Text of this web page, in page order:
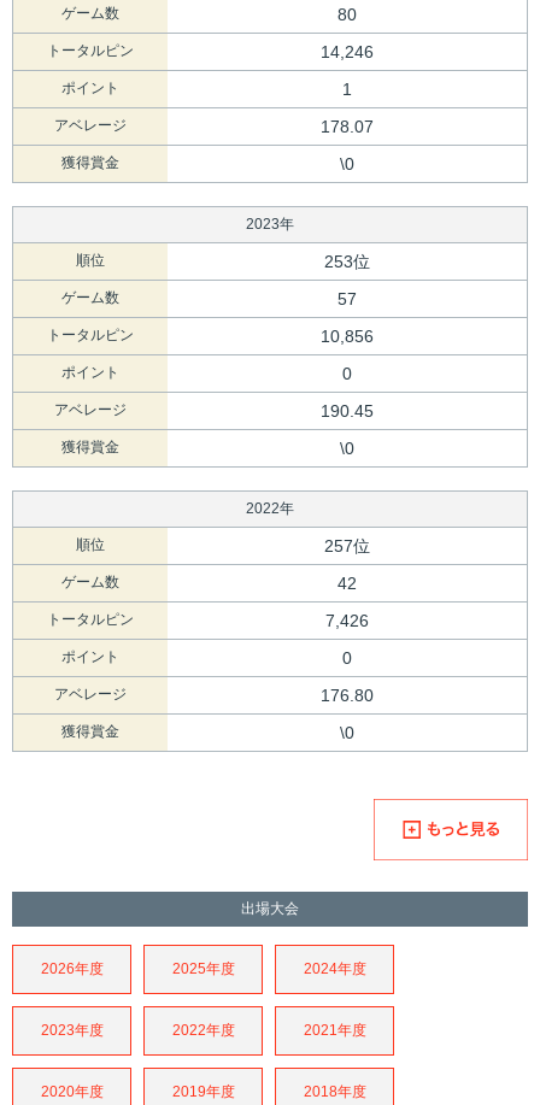
ゲーム数 80
トータルピン 14,246
ポイント 1
アベレージ 178.07
獲得賞金 \0
2023年
順位 253位
ゲーム数 57
トータルピン 10,856
ポイント 0
アベレージ 190.45
獲得賞金 \0
2022年
順位 257位
ゲーム数 42
トータルピン 7,426
ポイント 0
アベレージ 176.80
獲得賞金 \0
出場大会
2026年度 2025年度 2024年度
2023年度 2022年度 2021年度
2020年度 2019年度 2018年度